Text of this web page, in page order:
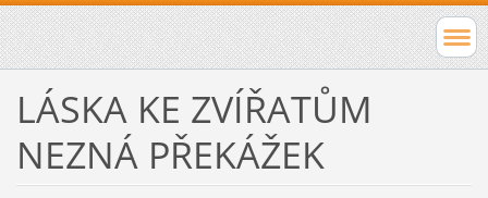
LÁSKA KE ZVÍŘATŮM
NEZNÁ PŘEKÁŽEK